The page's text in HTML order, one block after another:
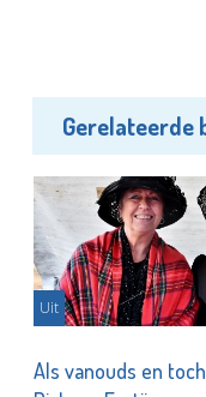
Gerelateerde
Uit
Als vanouds en